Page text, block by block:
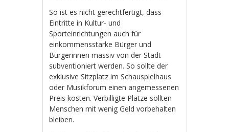
So ist es nicht gerechtfertigt, dass
Eintritte in Kultur- und
Sporteinrichtungen auch für
einkommensstarke Bürger und
Bürgerinnen massiv von der Stadt
subventioniert werden. So sollte der
exklusive Sitzplatz im Schauspielhaus
oder Musikforum einen angemessenen
Preis kosten. Verbilligte Plätze sollten
Menschen mit wenig Geld vorbehalten
bleiben.